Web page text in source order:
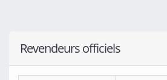
Revendeurs officiels